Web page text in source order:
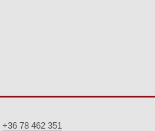
+36 78 462 351